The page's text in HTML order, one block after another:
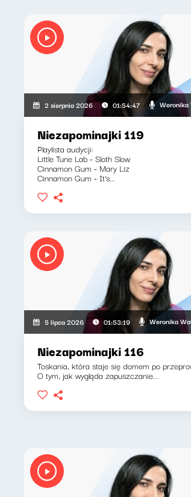
2 sierpnia 2026 01:54:47
Niezapominajki 119
Playlista audycji:
Little Tune Lab - Sloth Slow
Cinnamon Gum - Mary Liz
Cinnamon Gum - It's...
5 lipca 2026 01:53:19 Weronika
Niezapominajki 116
Toskania, która staje się domem po
O tym, jak wygląda zapuszczanie...